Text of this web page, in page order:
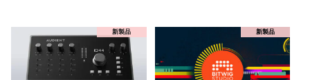
新製品 新製品